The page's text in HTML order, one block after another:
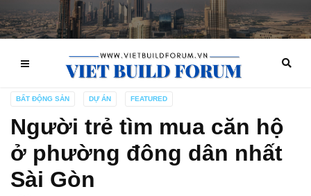
BẤT ĐỘNG SẢN DỰ ÁN FEATURED
Người trẻ tìm mua căn hộ
ở phường đông dân nhất
Sài Gòn